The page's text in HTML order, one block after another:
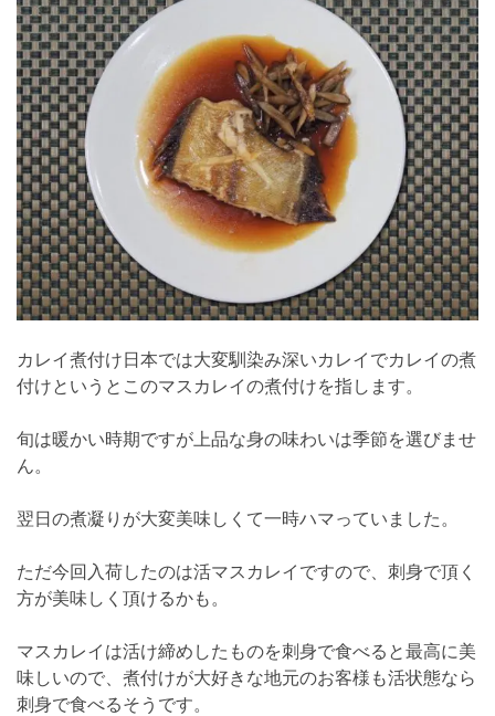
カレイ煮付け日本では大変馴染み深いカレイでカレイの煮
付けというとこのマスカレイの煮付けを指します。
旬は暖かい時期ですが上品な身の味わいは季節を選びませ
ん。
翌日の煮凝りが大変美味しくて一時ハマっていました。
ただ今回入荷したのは活マスカレイですので、刺身で頂く
方が美味しく頂けるかも。
マスカレイは活け締めしたものを刺身で食べると最高に美
味しいので、煮付けが大好きな地元のお客様も活状態なら
刺身で食べるそうです。